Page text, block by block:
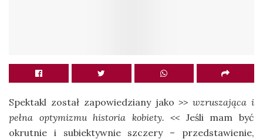
Spektakl został zapowiedziany jako>> wzruszająca i
pełna optymizmu historia kobiety. << Jeśli mam być
okrutnie i subiektywnie szczery – przedstawienie,